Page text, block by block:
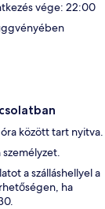
vége: 22:00
között tart nyitva.
a szálláshellyel a
ha